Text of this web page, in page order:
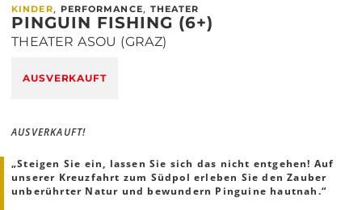
KINDER, PERFORMANCE, THEATER
PINGUIN FISHING (6+)
THEATER ASOU (GRAZ)
AUSVERKAUFT
AUSVERKAUFT!
„Steigen Sie ein, lassen Sie sich das nicht entgehen! Auf
unserer Kreuzfahrt zum Südpol erleben Sie den Zauber
unberührter Natur und bewundern Pinguine hautnah.“